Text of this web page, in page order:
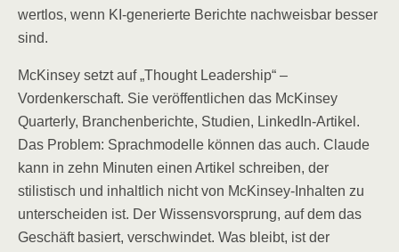
wertlos, wenn KI-generierte Berichte nachweisbar besser
sind.
McKinsey setzt auf „Thought Leadership“ –
Vordenkerschaft. Sie veröffentlichen das McKinsey
Quarterly, Branchenberichte, Studien, LinkedIn-Artikel.
Das Problem: Sprachmodelle können das auch. Claude
kann in zehn Minuten einen Artikel schreiben, der
stilistisch und inhaltlich nicht von McKinsey-Inhalten zu
unterscheiden ist. Der Wissensvorsprung, auf dem das
Geschäft basiert, verschwindet. Was bleibt, ist der